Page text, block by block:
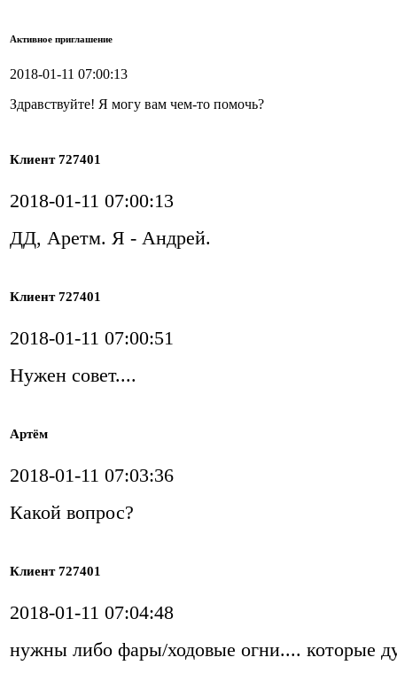
Активное приглашение
2018-01-11 07:00:13
Здравствуйте! Я могу вам чем-то помочь?
Клиент 727401
2018-01-11 07:00:13
ДД, Аретм. Я - Андрей.
Клиент 727401
2018-01-11 07:00:51
Нужен совет....
Артём
2018-01-11 07:03:36
Какой вопрос?
Клиент 727401
2018-01-11 07:04:48
нужны либо фары/ходовые огни.... которые